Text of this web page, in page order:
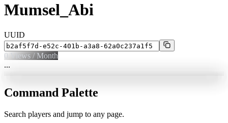
Mumsel_Abi
UUID
0 Views / Month
...
Command Palette
Search players and jump to any page.